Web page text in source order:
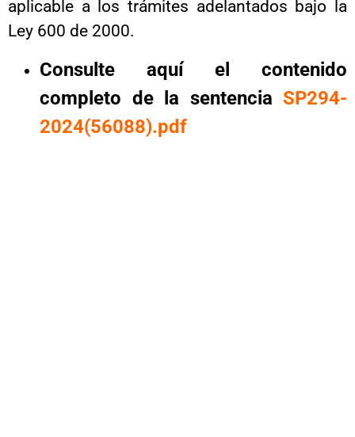
aplicable a los trámites adelantados bajo la
Ley 600 de 2000.
Consulte aquí el contenido
completo de la sentencia SP294-
2024(56088).pdf